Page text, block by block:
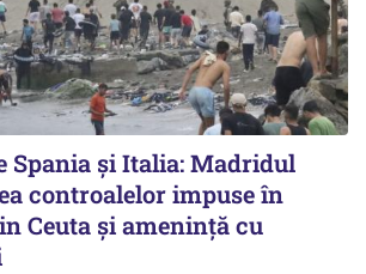
Spania și Italia: Madridul
controalelor impuse în
Ceuta și amenință cu